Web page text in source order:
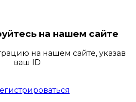
на нашем сайте
на нашем сайте, указав
ваш ID